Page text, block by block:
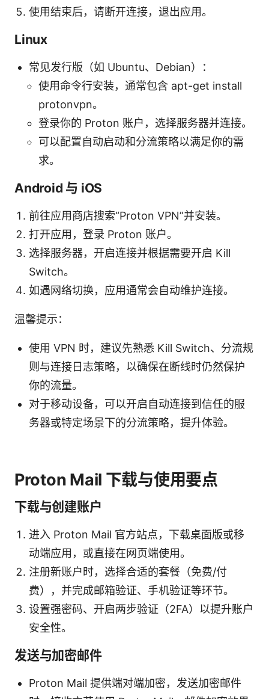
使用结束后，请断开连接，退出应用。
Linux
常见发行版（如 Ubuntu、Debian）：
使用命令行安装，通常包含 apt-get install
protonvpn。
登录你的 Proton 账户，选择服务器并连接。
可以配置自动启动和分流策略以满足你的需
求。
Android 与 iOS
前往应用商店搜索“Proton VPN”并安装。
打开应用，登录 Proton 账户。
选择服务器，开启连接并根据需要开启 Kill
Switch。
如遇网络切换，应用通常会自动维护连接。
温馨提示：
使用 VPN 时，建议先熟悉 Kill Switch、分流规
则与连接日志策略，以确保在断线时仍然保护
你的流量。
对于移动设备，可以开启自动连接到信任的服
务器或特定场景下的分流策略，提升体验。
Proton Mail 下载与使用要点
下载与创建账户
进入 Proton Mail 官方站点，下载桌面版或移
动端应用，或直接在网页端使用。
注册新账户时，选择合适的套餐（免费/付
费），并完成邮箱验证、手机验证等环节。
设置强密码、开启两步验证（2FA）以提升账户
安全性。
发送与加密邮件
Proton Mail 提供端对端加密，发送加密邮件